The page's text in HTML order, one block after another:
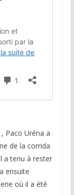
Paco Uréna a
de la corrida
a tenu à rester
ensuite
où il a été